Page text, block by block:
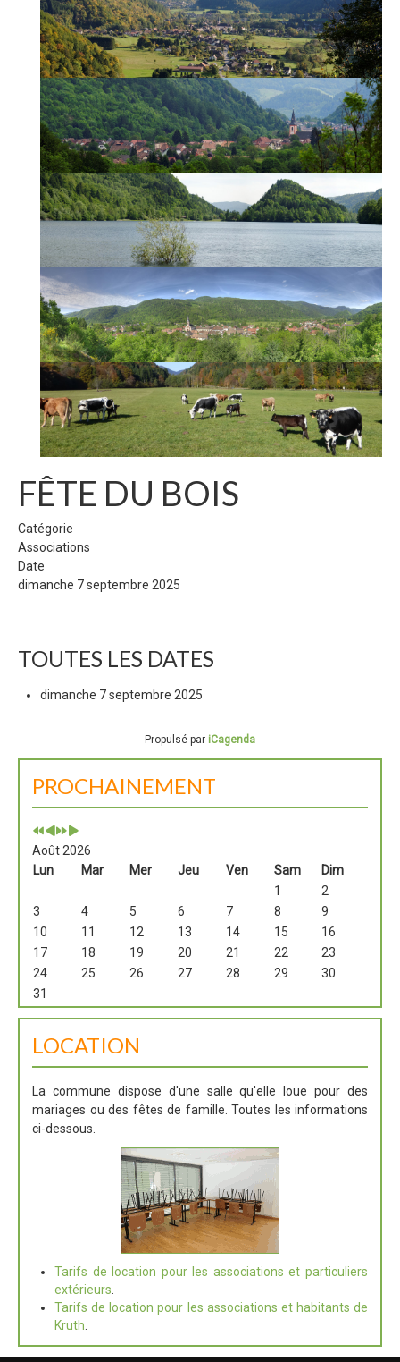
FÊTE DU BOIS
Catégorie
Associations
Date
dimanche 7 septembre 2025
TOUTES LES DATES
dimanche 7 septembre 2025
Propulsé par iCagenda
PROCHAINEMENT
Août 2026
Lun
Mar Mer Jeu Ven Sam
Dim
1
2
3
4 5 6 7 8
9
10
11 12 13 14 15
16
17
18 19 20 21 22
23
24
25 26 27 28 29
30
31
LOCATION
La commune dispose d'une salle qu'elle loue pour des
mariages ou des fêtes de famille. Toutes les informations
ci-dessous.
Tarifs de location pour les associations et particuliers
extérieurs
Tarifs de location pour les associations et habitants de
Kruth